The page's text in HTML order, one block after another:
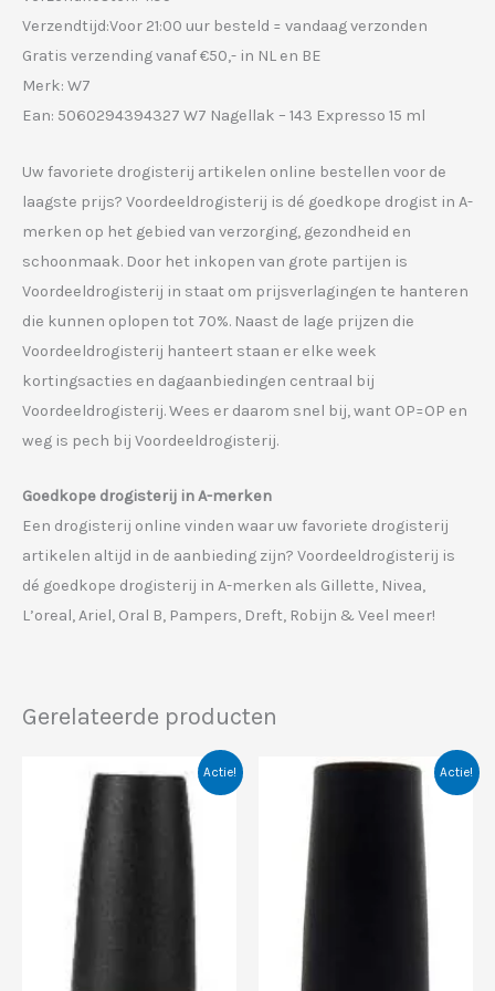
Verzendtijd:Voor 21:00 uur besteld = vandaag verzonden
Gratis verzending vanaf €50,- in NL en BE
Merk: W7
Ean: 5060294394327 W7 Nagellak – 143 Expresso 15 ml
Uw favoriete drogisterij artikelen online bestellen voor de
laagste prijs? Voordeeldrogisterij is dé goedkope drogist in A-
merken op het gebied van verzorging, gezondheid en
schoonmaak. Door het inkopen van grote partijen is
Voordeeldrogisterij in staat om prijsverlagingen te hanteren
die kunnen oplopen tot 70%. Naast de lage prijzen die
Voordeeldrogisterij hanteert staan er elke week
kortingsacties en dagaanbiedingen centraal bij
Voordeeldrogisterij. Wees er daarom snel bij, want OP=OP en
weg is pech bij Voordeeldrogisterij.
Goedkope drogisterij in A-merken
Een drogisterij online vinden waar uw favoriete drogisterij
artikelen altijd in de aanbieding zijn? Voordeeldrogisterij is
dé goedkope drogisterij in A-merken als Gillette, Nivea,
L’oreal, Ariel, Oral B, Pampers, Dreft, Robijn & Veel meer!
Gerelateerde producten
Actie! Actie!